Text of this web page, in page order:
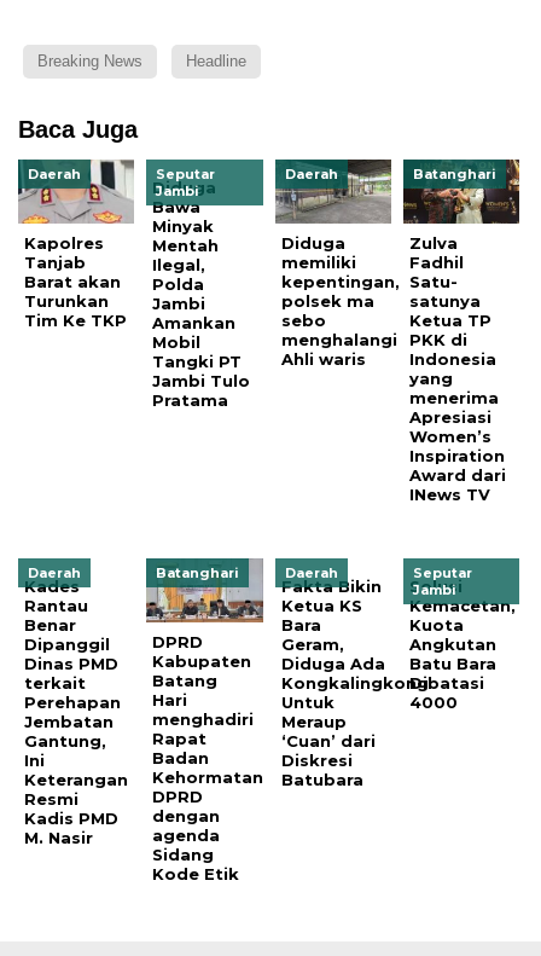
Breaking News Headline
Baca Juga
Daerah
Kapolres
Tanjab
Barat akan
Turunkan
Tim Ke TKP
Seputar
Jambi
Diduga
Bawa
Minyak
Mentah
Ilegal,
Polda
Jambi
Amankan
Mobil
Tangki PT
Jambi Tulo
Pratama
Daerah
Diduga
memiliki
kepentingan,
polsek ma
sebo
menghalangi
Ahli waris
Batanghari
Zulva
Fadhil
Satu-
satunya
Ketua TP
PKK di
Indonesia
yang
menerima
Apresiasi
Women’s
Inspiration
Award dari
INews TV
Daerah
Kades
Rantau
Benar
Dipanggil
Dinas PMD
terkait
Perehapan
Jembatan
Gantung,
Ini
Keterangan
Resmi
Kadis PMD
M. Nasir
Batanghari
DPRD
Kabupaten
Batang
Hari
menghadiri
Rapat
Badan
Kehormatan
DPRD
dengan
agenda
Sidang
Kode Etik
Daerah
Fakta Bikin
Ketua KS
Bara
Geram,
Diduga Ada
Kongkalingkong
Untuk
Meraup
‘Cuan’ dari
Diskresi
Batubara
Seputar
Jambi
Solusi
Kemacetan,
Kuota
Angkutan
Batu Bara
Dibatasi
4000